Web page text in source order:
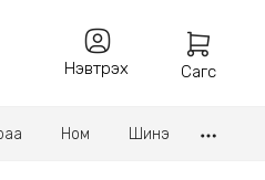
Нэвтрэх Сагс
Ном Шинэ